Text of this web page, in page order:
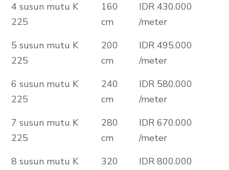
4 susun mutu K
225
160
cm
IDR 430.000
/meter
5 susun mutu K
225
200
cm
IDR 495.000
/meter
6 susun mutu K
225
240
cm
IDR 580.000
/meter
7 susun mutu K
225
280
cm
IDR 670.000
/meter
8 susun mutu K
320
IDR 800.000